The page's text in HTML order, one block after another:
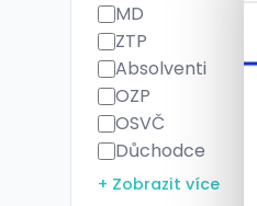
MD
ZTP
Absolventi
OZP
OSVČ
Důchodce
+ Zobrazit více